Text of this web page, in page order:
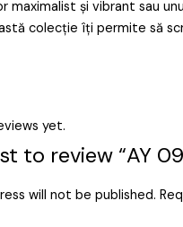
maximalist și vibrant sau
colecție îți permite să
yet.
to review “AY
will not be published.